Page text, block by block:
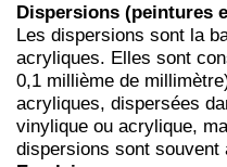
Dispersions (peintures
Les dispersions sont la
acryliques. Elles sont
0,1 millième de
acryliques, dispersées
vinylique ou acrylique,
dispersions sont souvent